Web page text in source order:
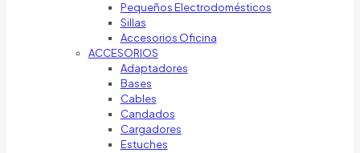
Pequeños Electrodomésticos
Sillas
Accesorios Oficina
ACCESORIOS
Adaptadores
Bases
Cables
Candados
Cargadores
Estuches